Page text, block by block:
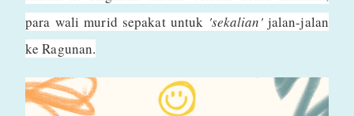
para wali murid sepakat untuk 'sekalian'jalan-jalan
ke Ragunan.